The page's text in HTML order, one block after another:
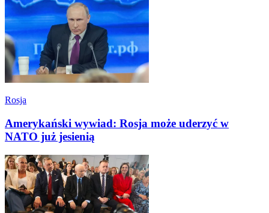
Rosja
Amerykański wywiad: Rosja może uderzyć w
NATO już jesienią